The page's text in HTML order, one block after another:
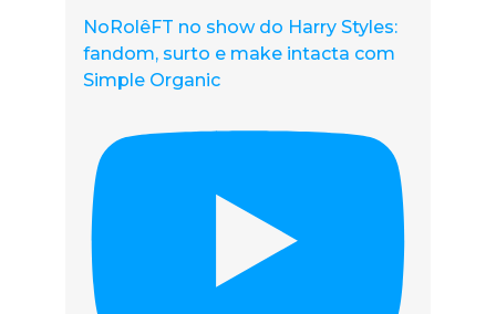
NoRolêFT no show do Harry Styles:
fandom, surto e make intacta com
Simple Organic